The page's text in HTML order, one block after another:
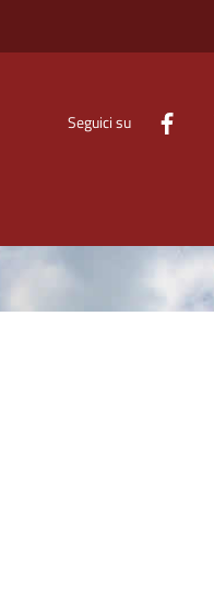
Seguici su